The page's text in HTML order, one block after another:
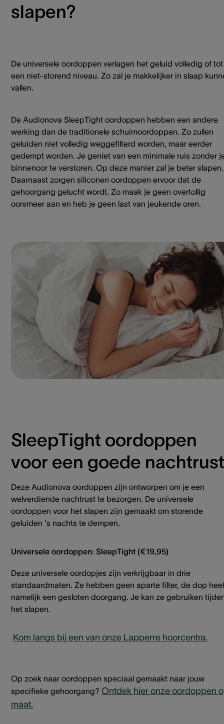
slapen?
De universele oordoppen verlagen het geluid volledig of tot
een niet-storend niveau. Zo zal je makkelijker in slaap
vallen.
De Audionova SleepTight oordoppen hebben een andere
werking dan de traditionele schuimoordoppen. Zo zullen
geluiden niet volledig weggefilterd worden, maar eerder
gedempt worden. Je geniet van een minimale ruis zonder
binnenoor te verstoren. Op deze manier zal je beter slapen.
Daarnaast zorgen siliconen oordoppen ervoor dat de
gehoorgang gelucht wordt. Zo maak je geen overtollig
oorsmeer aan en heb je geen last van jeukende oren.
SleepTight oordoppen
voor een goede nachtrust
Deze Audionova oordoppen zijn ontworpen om je een
welverdiende nachtrust te bezorgen. De universele
oordoppen voor het slapen zijn gemaakt om storende
geluiden 's nachts te dempen.
Universele oordoppen: SleepTight (€19,95)
Deze universele oordopjes zijn verkrijgbaar in drie
standaardmaten. Ze hebben geen aparte filter, de dop
namelijk een gesloten doorgang. Je kan ze gebruiken
het slapen.
Kom langs bij een van onze Lapperre hoorcentra.
Op zoek naar oordoppen speciaal gemaakt naar jouw
specifieke gehoorgang? Ontdek hier onze oordoppen
maat.